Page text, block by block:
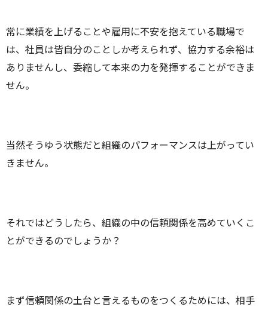
常に業績を上げることや雇用に不安を抱えている職場で
は、社員は皆自分のことしか考えられず、協力する余裕は
ありませんし、委縮して本来の力を発揮することができま
せん。
当然そうゆう状態だと組織のパフォーマンスは上がってい
きません。
それではどうしたら、組織の中の信頼関係を高めていくこ
とができるのでしょうか？
まず信頼関係の土台と言えるものをつくるためには、相手